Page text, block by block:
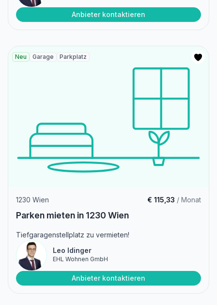
Anbieter kontaktieren
Neu Garage Parkplatz
1230 Wien € 115,33 / Monat
Parken mieten in 1230 Wien
Tiefgaragenstellplatz zu vermieten!
Leo Idinger
EHL Wohnen GmbH
Anbieter kontaktieren